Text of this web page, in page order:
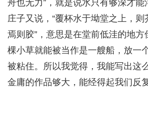
舟也无力”，就是说水只有够深才能
庄子又说，“覆杯水于坳堂之上，
焉则胶”，意思是在堂前低洼的地方
棵小草就能被当作是一艘船，放一
被粘住。所以我觉得，我能写出这
金庸的作品够大，能经得起我们反复